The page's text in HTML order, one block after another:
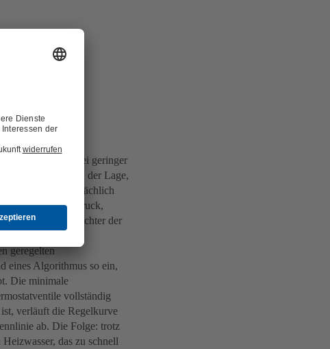
auch bei geringer
in der Lage,
nur in der tatsächlich
(z. B. Druck,
den Frequenzumrichter der
geregelten
eines Algorithmus so ein,
Die minimale
vollständig
verläuft die Regelkurve
ab. Die Folge: trotz
das zu schnell